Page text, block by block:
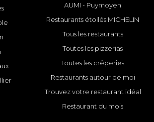
AUMI - Puymoyen
Restaurants étoilés MICHELIN
Tous les restaurants
Toutes les pizzerias
Toutes les crêperies
Restaurants autour de moi
Trouvez votre restaurant idéal
Restaurant du mois